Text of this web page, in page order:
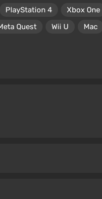
PlayStation 4
Xbox One
Quest Wii U
Mac